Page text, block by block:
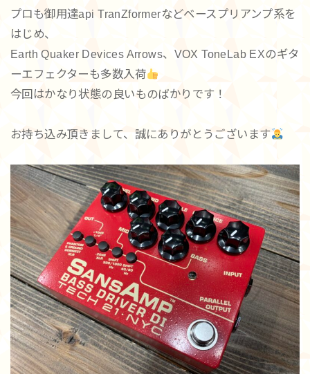
プロも御用達api TranZformerなどベースプリアンプ系を
はじめ、
Earth Quaker Devices Arrows、VOX ToneLab EXのギタ
ーエフェクターも多数入荷
今回はかなり状態の良いものばかりです！
お持ち込み頂きまして、誠にありがとうございます